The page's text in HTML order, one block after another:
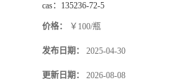
cas： 135236-72-5
价格： ￥100/瓶
发布日期： 2025-04-30
更新日期： 2026-08-08